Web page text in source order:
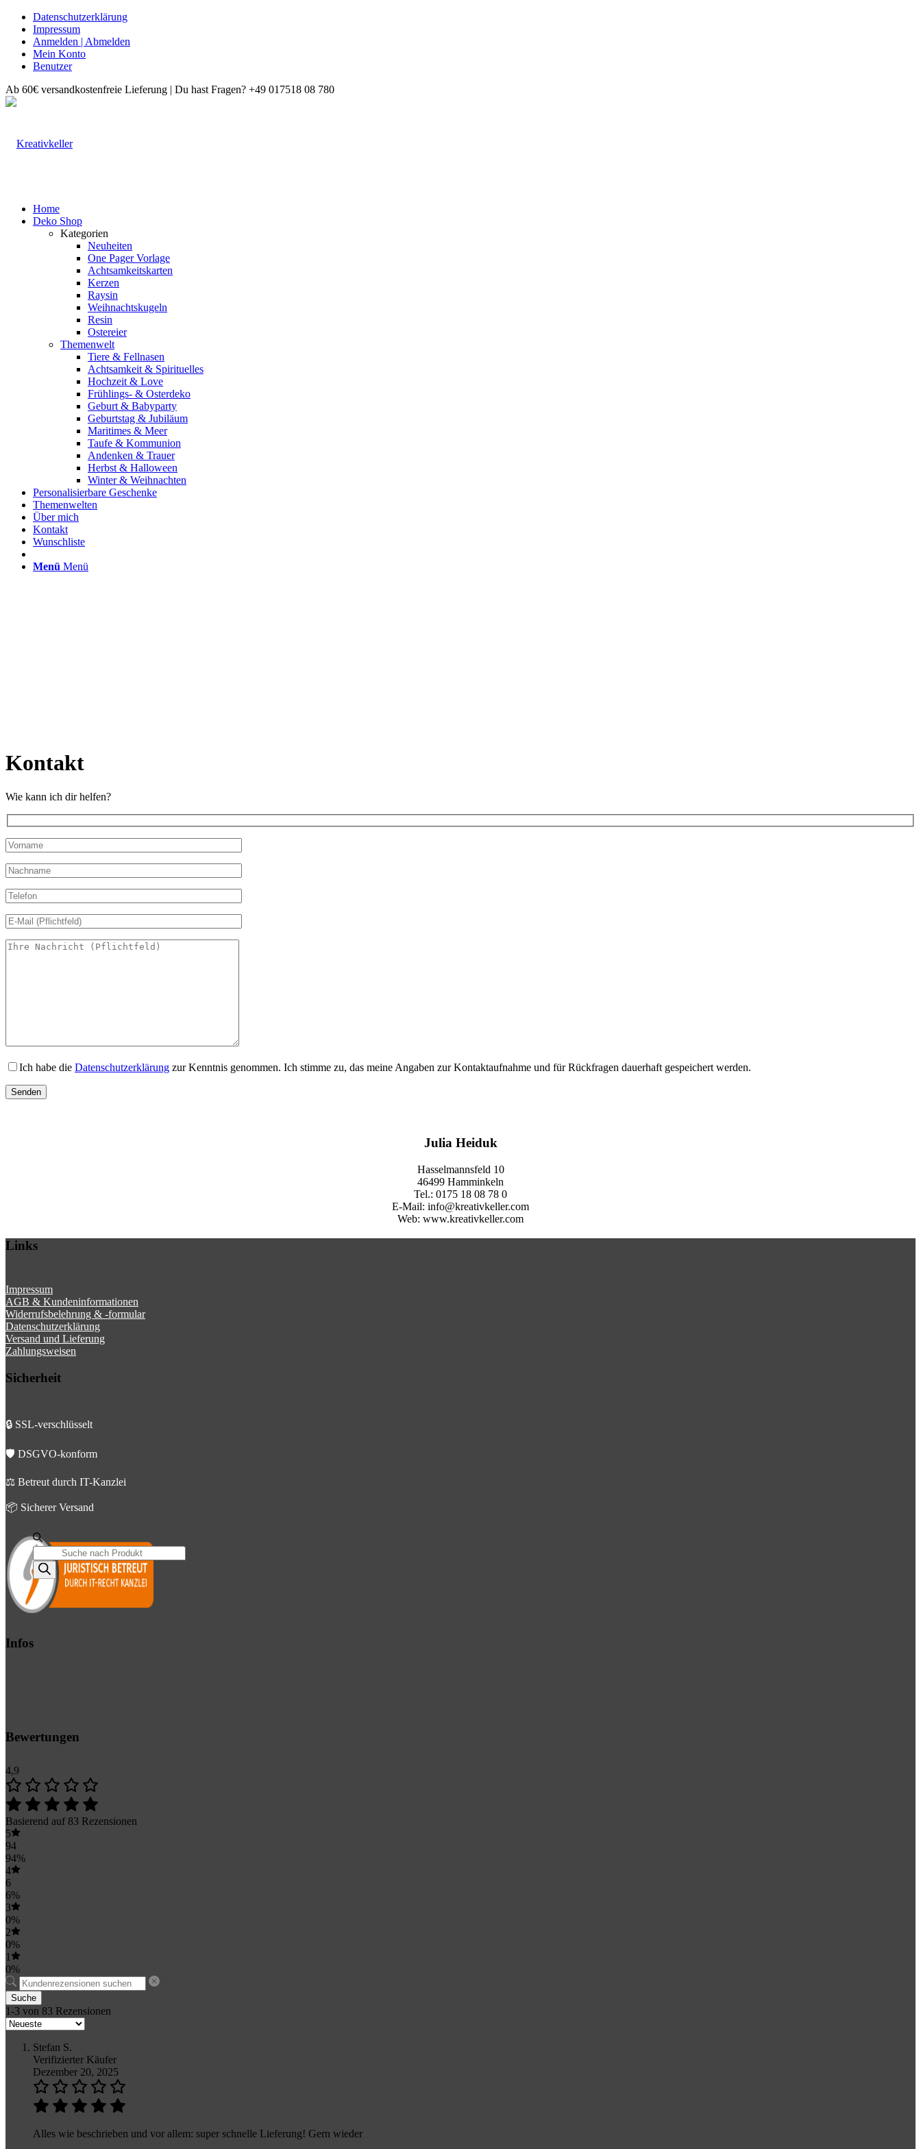
Datenschutzerklärung
Impressum
Anmelden | Abmelden
Mein Konto
Benutzer
Ab 60€ versandkostenfreie Lieferung | Du hast Fragen? +49 017518 08 780
Home
Deko Shop
Kategorien
Neuheiten
One Pager Vorlage
Achtsamkeitskarten
Kerzen
Raysin
Weihnachtskugeln
Resin
Ostereier
Themenwelt
Tiere & Fellnasen
Achtsamkeit & Spirituelles
Hochzeit & Love
Frühlings- & Osterdeko
Geburt & Babyparty
Geburtstag & Jubiläum
Maritimes & Meer
Taufe & Kommunion
Andenken & Trauer
Herbst & Halloween
Winter & Weihnachten
Personalisierbare Geschenke
Themenwelten
Über mich
Kontakt
Wunschliste
Products
search
Menü Menü
Kontakt
Wie kann ich dir helfen?
Ich habe die Datenschutzerklärung zur Kenntnis genommen. Ich stimme zu, das meine Angaben zur Kontaktaufnahme und für Rückfragen dauerhaft gespeichert werden.
Julia Heiduk
Hasselmannsfeld 10
46499 Hamminkeln
Tel.: 0175 18 08 78 0
E-Mail: info@kreativkeller.com
Web: www.kreativkeller.com
Links
Impressum
AGB & Kundeninformationen
Widerrufsbelehrung & -formular
Datenschutzerklärung
Versand und Lieferung
Zahlungsweisen
Sicherheit
🔒 SSL-verschlüsselt
🛡️ DSGVO-konform
⚖️ Betreut durch IT-Kanzlei
📦 Sicherer Versand
Infos
Bewertungen
4,9
Basierend auf 83 Rezensionen
5
94
94%
4
6
6%
3
0%
2
0%
1
0%
Suche
1-3 von 83 Rezensionen
Stefan S.
Verifizierter Käufer
Dezember 20, 2025
Alles wie beschrieben und vor allem: super schnelle Lieferung! Gern wieder